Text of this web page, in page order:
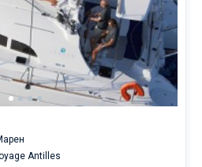
Antilles